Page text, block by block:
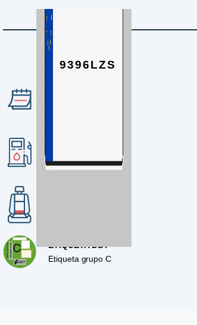
9396LZS
diesel
ETIQUETA DGT
Etiqueta grupo C